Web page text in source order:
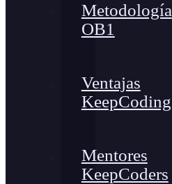
Metodología
OB1
Ventajas
KeepCoding
Mentores
KeepCoders